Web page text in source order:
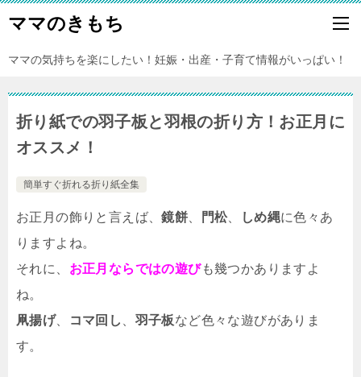
ママのきもち
ママの気持ちを楽にしたい！妊娠・出産・子育て情報がいっぱい！
折り紙での羽子板と羽根の折り方！お正月に
オススメ！
簡単すぐ折れる折り紙全集
お正月の飾りと言えば、鏡餅 門松、 しめ縄に色々あ
りますよね。
それに、 お正月ならではの遊びも幾つかありますよ
ね。
凧揚げ、 コマ回し 羽子板など色々な遊びがありま
す。